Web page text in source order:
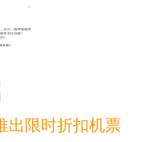
出限时折扣机票